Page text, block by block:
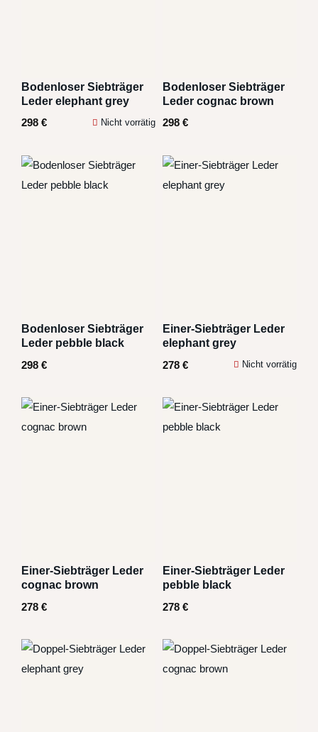
Bodenloser Siebträger
Leder elephant grey
298 € Nicht vorrätig
Bodenloser Siebträger
Leder cognac brown
298 €
Bodenloser Siebträger
Leder pebble black
298 €
Einer-Siebträger Leder
elephant grey
278 € Nicht vorrätig
Einer-Siebträger Leder
cognac brown
278 €
Einer-Siebträger Leder
pebble black
278 €